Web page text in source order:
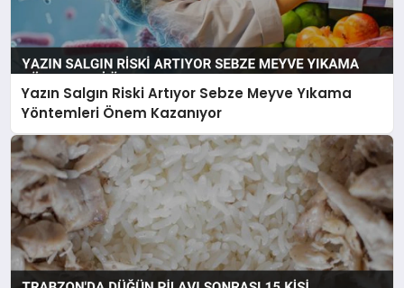
Yazın Salgın Riski Artıyor Sebze Meyve Yıkama
Yöntemleri Önem Kazanıyor